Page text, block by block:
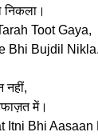
निकला।
Toot Gaya,
Bhi Bujdil Nikla.
नहीं,
में।
Itni Bhi Aasaan